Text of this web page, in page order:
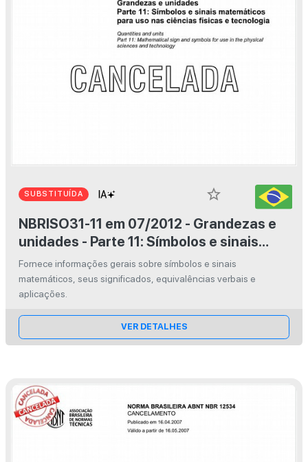
SUBSTITUÍDA
star_border
NBRISO31-11 em 07/2012 - Grandezas e
unidades - Parte 11: Símbolos e sinais
matemáticos para uso nas ciências
físicas e tecnologia
Fornece informações gerais sobre símbolos e sinais
matemáticos, seus significados, equivalências verbais e
aplicações.
VER DETALHES